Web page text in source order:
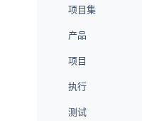
项目集
产品
项目
执行
测试